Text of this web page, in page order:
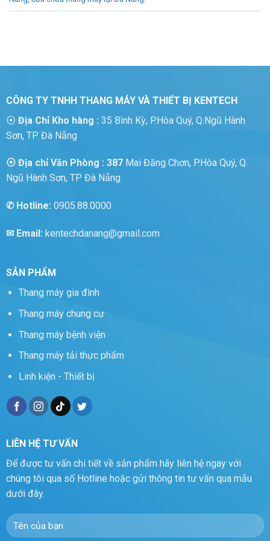
CÔNG TY TNHH THANG MÁY VÀ THIẾT BỊ KENTECH
⦿ Địa Chỉ Kho hàng : 35 Bình Kỳ, P.Hòa Quý, Q.Ngũ Hành
Sơn, TP Đà Nẵng
⦿ Địa chỉ Văn Phòng : 387 Mai Đăng Chơn, P.Hòa Quý, Q.
Ngũ Hành Sơn, TP Đà Nẵng
✆Hotline: 0905.88.0000
✉ Email: kentechdanang@gmail.com
SẢN PHẨM
Thang máy gia đình
Thang máy chung cư
Thang máy bệnh viện
Thang máy tải thực phẩm
Linh kiện - Thiết bị
LIÊN HỆ TƯ VẤN
Để được tư vấn chi tiết về sản phẩm hãy liên hệ ngay với
chúng tôi qua số Hotline hoặc gửi thông tin tư vấn qua mẫu
dưới đây.